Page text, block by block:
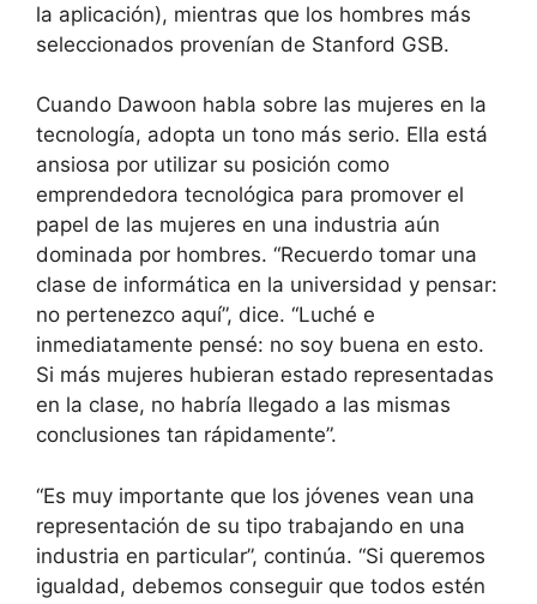
la aplicación), mientras que los hombres más
seleccionados provenían de Stanford GSB.
Cuando Dawoon habla sobre las mujeres en la
tecnología, adopta un tono más serio. Ella está
ansiosa por utilizar su posición como
emprendedora tecnológica para promover el
papel de las mujeres en una industria aún
dominada por hombres. “Recuerdo tomar una
clase de informática en la universidad y pensar:
no pertenezco aquí”, dice. “Luché e
inmediatamente pensé: no soy buena en esto.
Si más mujeres hubieran estado representadas
en la clase, no habría llegado a las mismas
conclusiones tan rápidamente”.
“Es muy importante que los jóvenes vean una
representación de su tipo trabajando en una
industria en particular”, continúa. “Si queremos
igualdad, debemos conseguir que todos estén